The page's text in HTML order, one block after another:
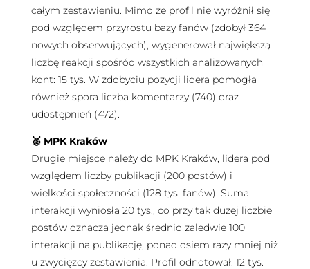
całym zestawieniu. Mimo że profil nie wyróżnił się
pod względem przyrostu bazy fanów (zdobył 364
nowych obserwujących), wygenerował największą
liczbę reakcji spośród wszystkich analizowanych
kont: 15 tys. W zdobyciu pozycji lidera pomogła
również spora liczba komentarzy (740) oraz
udostępnień (472).
🥈MPK Kraków
Drugie miejsce należy do MPK Kraków, lidera pod
względem liczby publikacji (200 postów) i
wielkości społeczności (128 tys. fanów). Suma
interakcji wyniosła 20 tys., co przy tak dużej liczbie
postów oznacza jednak średnio zaledwie 100
interakcji na publikację, ponad osiem razy mniej niż
u zwycięzcy zestawienia. Profil odnotował: 12 tys.